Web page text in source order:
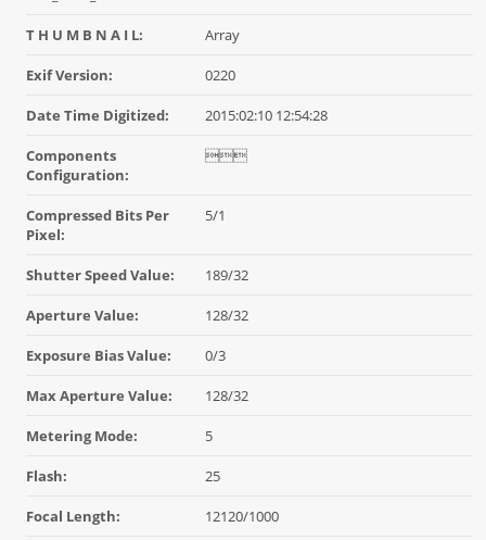
T H U M B N A I L: Array
Exif Version: 0220
Date Time Digitized: 2015:02:10 12:54:28
Components
Configuration:

Compressed Bits Per
Pixel:
5/1
Shutter Speed Value: 189/32
Aperture Value: 128/32
Exposure Bias Value: 0/3
Max Aperture Value: 128/32
Metering Mode: 5
Flash: 25
Focal Length: 12120/1000